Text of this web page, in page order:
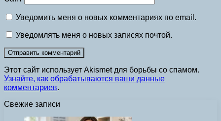
Уведомить меня о новых комментариях по email.
Уведомлять меня о новых записях почтой.
Этот сайт использует Akismet для борьбы со спамом.
Узнайте, как обрабатываются ваши данные
комментариев.
Свежие записи